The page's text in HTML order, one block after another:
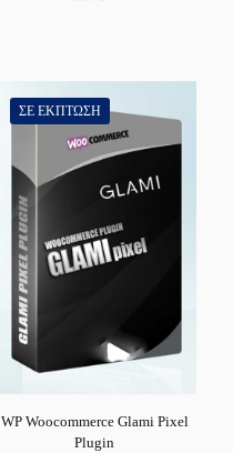
ΣΕ ΈΚΠΤΩΣΗ
WP Woocommerce Glami Pixel
Plugin